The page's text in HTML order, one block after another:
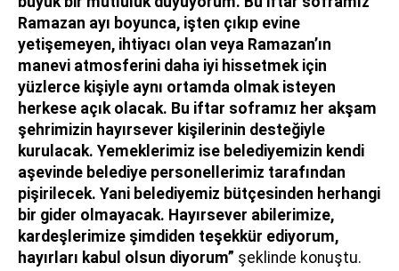
Ramazan ayı boyunca, işten çıkıp evine
yetişemeyen, ihtiyacı olan veya Ramazan’ın
manevi atmosferini daha iyi hissetmek için
yüzlerce kişiyle aynı ortamda olmak isteyen
herkese açık olacak. Bu iftar soframız her akşam
şehrimizin hayırsever kişilerinin desteğiyle
kurulacak. Yemeklerimiz ise belediyemizin kendi
aşevinde belediye personellerimiz tarafından
pişirilecek. Yani belediyemiz bütçesinden herhangi
bir gider olmayacak. Hayırsever abilerimize,
kardeşlerimize şimdiden teşekkür ediyorum,
hayırları kabul olsun diyorum” şeklinde konuştu.